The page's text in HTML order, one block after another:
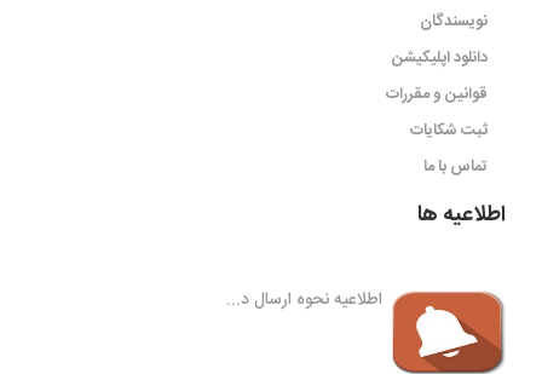
نویسندگان
دانلود اپلیکیشن
قوانین و مقررات
ثبت شکایات
تماس با ما
اطلاعیه ها
اطلاعیه نحوه ارسال د...